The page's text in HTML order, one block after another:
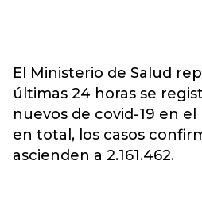
El Ministerio de Salud
últimas 24 horas se
nuevos de covid-19 en
en total, los casos
ascienden a 2.161.462.